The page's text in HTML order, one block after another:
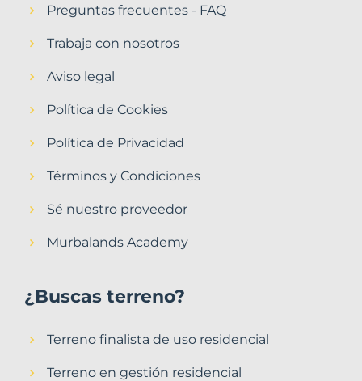
Preguntas frecuentes - FAQ
Trabaja con nosotros
Aviso legal
Política de Cookies
Política de Privacidad
Términos y Condiciones
Sé nuestro proveedor
Murbalands Academy
¿Buscas terreno?
Terreno finalista de uso residencial
Terreno en gestión residencial